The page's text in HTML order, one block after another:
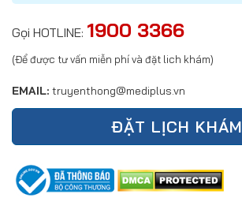
Gọi HOTLINE: 1900 3366
(Để được tư vấn miễn phí và đặt lich khám)
EMAIL: truyenthong@mediplus.vn
ĐẶT LỊCH KHÁM